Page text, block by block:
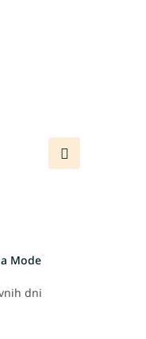
Mode
dni
Naslednji
izdelek